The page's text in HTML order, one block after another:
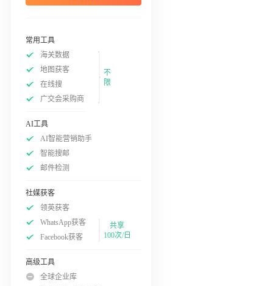
常用工具
海关数据
地图获客
在线搜
广交会采购商
不
限
AI工具
AI智能营销助手
智能搜邮
邮件检测
社媒获客
领英获客
WhatsApp获客
Facebook获客
共享
100次/日
高级工具
全球企业库